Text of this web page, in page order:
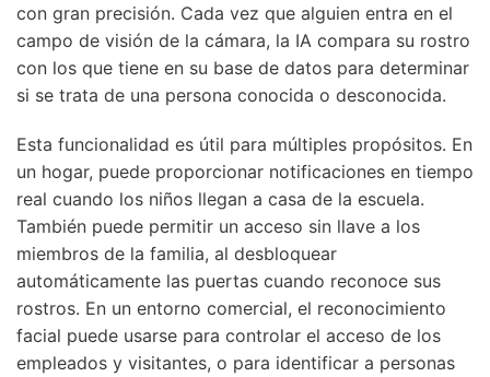
con gran precisión. Cada vez que alguien entra en el
campo de visión de la cámara, la IA compara su rostro
con los que tiene en su base de datos para determinar
si se trata de una persona conocida o desconocida.
Esta funcionalidad es útil para múltiples propósitos. En
un hogar, puede proporcionar notificaciones en tiempo
real cuando los niños llegan a casa de la escuela.
También puede permitir un acceso sin llave a los
miembros de la familia, al desbloquear
automáticamente las puertas cuando reconoce sus
rostros. En un entorno comercial, el reconocimiento
facial puede usarse para controlar el acceso de los
empleados y visitantes, o para identificar a personas